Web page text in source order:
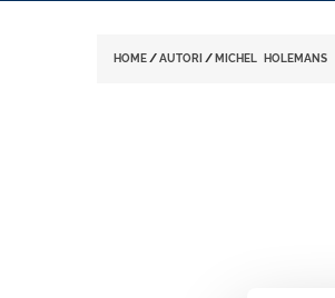
HOME /AUTORI / MICHEL HOLEMANS